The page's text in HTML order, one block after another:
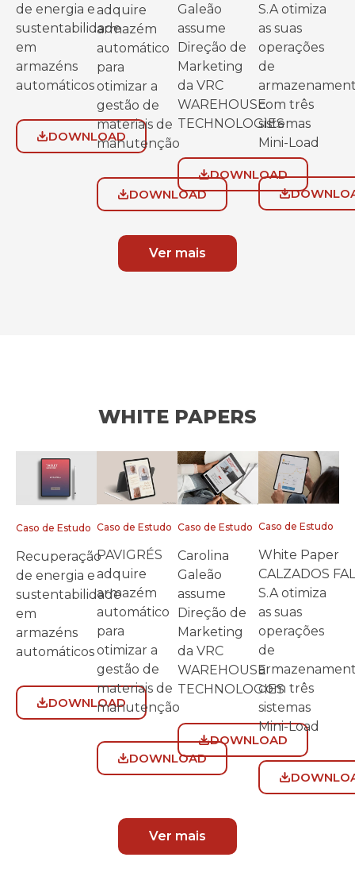
de energia e
sustentabilidade
em
armazéns
automáticos
DOWNLOAD
adquire
armazém
automático
para
otimizar a
gestão de
materiais de
manutenção
DOWNLOAD
Galeão
assume
Direção de
Marketing
da VRC
WAREHOUSE
TECHNOLOGIES
DOWNLOAD
S.A otimiza
as suas
operações
de
com três
sistemas
Mini-Load
Ver mais
WHITE PAPERS
Caso de Estudo
Recuperação
de energia e
sustentabilidade
em
armazéns
automáticos
DOWNLOAD
Caso de Estudo
PAVIGRÉS
adquire
armazém
automático
para
otimizar a
gestão de
materiais de
manutenção
DOWNLOAD
Caso de Estudo
Carolina
Galeão
assume
Direção de
Marketing
da VRC
WAREHOUSE
TECHNOLOGIES
DOWNLOAD
Caso de Estudo
White Paper
CALZADOS FAL
S.A otimiza
as suas
operações
de
com três
sistemas
Mini-Load
Ver mais